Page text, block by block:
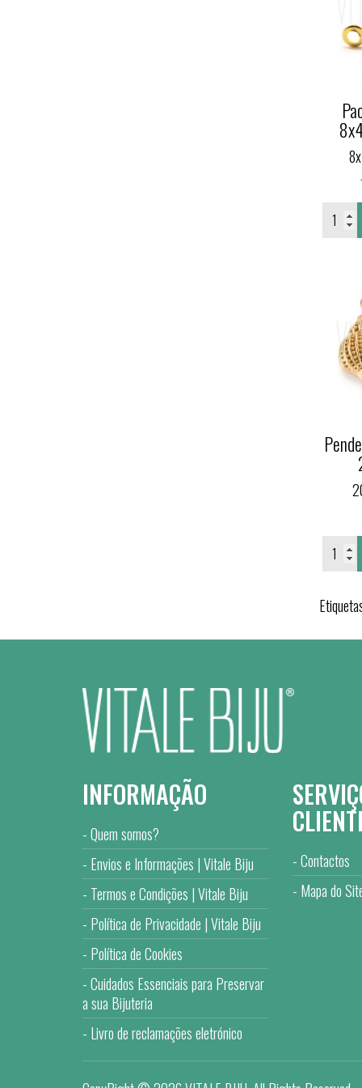
INFORMAÇÃO
Quem somos?
Envios e Informações | Vitale Biju
Termos e Condições | Vitale Biju
Política de Privacidade | Vitale Biju
Política de Cookies
Cuidados Essenciais para Preservar
a sua Bijuteria
Livro de reclamações eletrónico
Contactos
Mapa do